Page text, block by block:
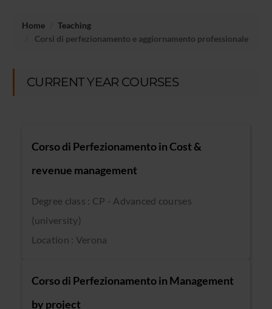
Home
Teaching
Corsi di perfezionamento e aggiornamento professionale
CURRENT YEAR COURSES
Corso di Perfezionamento in Cost &
revenue management
Degree class : CP - Advanced courses
(university)
Location : Verona
Corso di Perfezionamento in Management
by project